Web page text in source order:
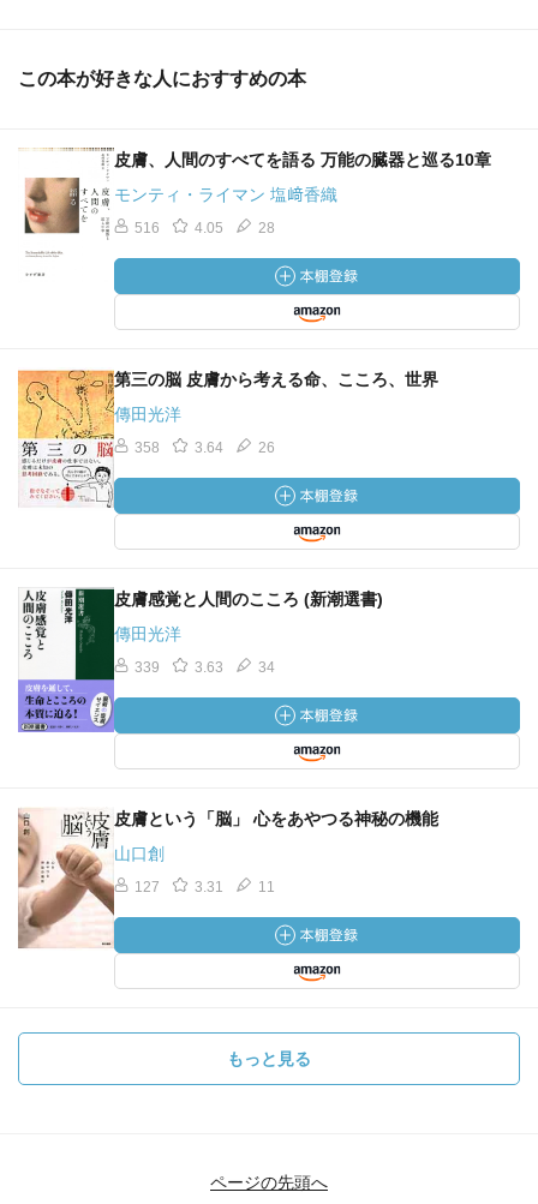
この本が好きな人におすすめの本
皮膚、人間のすべてを語る 万能の臓器と巡る10章
モンティ・ライマン 塩﨑香織
516 4.05 28
第三の脳 皮膚から考える命、こころ、世界
傳田光洋
358 3.64 26
皮膚感覚と人間のこころ (新潮選書)
傳田光洋
339 3.63 34
皮膚という「脳」 心をあやつる神秘の機能
山口創
127 3.31 11
もっと見る
ページの先頭へ